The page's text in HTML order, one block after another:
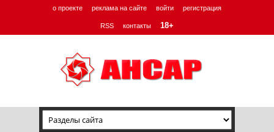
о проекте реклама на сайте войти регистрация
RSS контакты 18+